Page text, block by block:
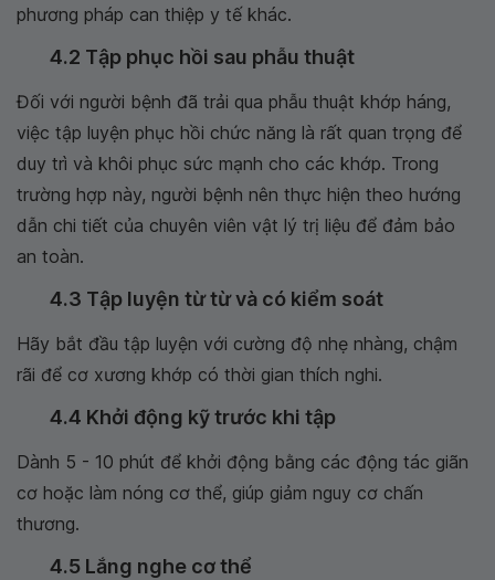
phương pháp can thiệp y tế khác.
4.2 Tập phục hồi sau phẫu thuật
Đối với người bệnh đã trải qua phẫu thuật khớp háng,
việc tập luyện phục hồi chức năng là rất quan trọng để
duy trì và khôi phục sức mạnh cho các khớp. Trong
trường hợp này, người bệnh nên thực hiện theo hướng
dẫn chi tiết của chuyên viên vật lý trị liệu để đảm bảo
an toàn.
4.3 Tập luyện từ từ và có kiểm soát
Hãy bắt đầu tập luyện với cường độ nhẹ nhàng, chậm
rãi để cơ xương khớp có thời gian thích nghi.
4.4 Khởi động kỹ trước khi tập
Dành 5 - 10 phút để khởi động bằng các động tác giãn
cơ hoặc làm nóng cơ thể, giúp giảm nguy cơ chấn
thương.
4.5 Lắng nghe cơ thể